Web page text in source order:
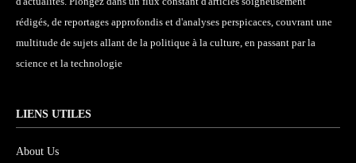
rédigés, de reportages approfondis et d'analyses perspicaces, couvrant une
multitude de sujets allant de la politique à la culture, en passant par la
science et la technologie
LIENS UTILES
About Us